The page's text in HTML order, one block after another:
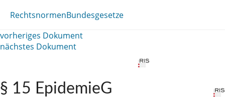
RechtsnormenBundesgesetze
vorheriges Dokument
nächstes Dokument
§ 15 EpidemieG